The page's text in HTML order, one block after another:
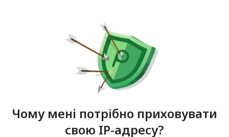
Чому мені потрібно приховувати
свою IP-адресу?